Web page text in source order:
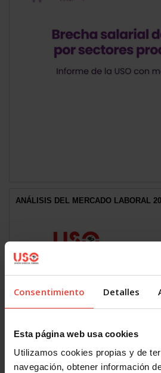
Consentimiento Detalles
Esta página web usa cookies
Utilizamos cookies propias y de
navegación, obtener información
ANÁLISIS DEL MERCADO LABORAL